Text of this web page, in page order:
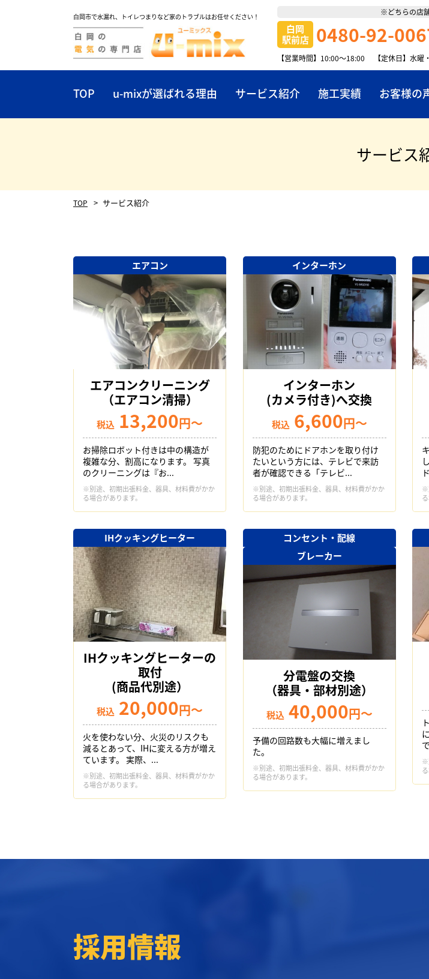
白岡市で水漏れ、トイレつまりなど家のトラブルはお任せください！ ※どちらの店
白岡
駅前店
0480-92-
【営業時間】10:00～18:00 【定休日】水
TOP u-mixが選ばれる理由 サービス紹介 施工実績 お客様の
サービス
TOP サービス紹介
エアコン
エアコンクリーニング
（エアコン清掃）
税込 13,200円～
お掃除ロボット付きは中の構造が
複雑な分、割高になります。 写真
のクリーニングは『お...
※別途、初期出張料金、器具、材料費がかか
る場合があります。
インターホン
インターホン
(カメラ付き)へ交換
税込 6,600円～
防犯のためにドアホンを取り付け
たいという方には、テレビで来訪
者が確認できる「テレビ...
※別途、初期出張料金、器具、材料費がかか
る場合があります。
※
IHクッキングヒーター
IHクッキングヒーターの
取付
(商品代別途）
税込 20,000円～
火を使わない分、火災のリスクも
減るとあって、IHに変える方が増え
ています。 実際、...
※別途、初期出張料金、器具、材料費がかか
る場合があります。
コンセント・配線
ブレーカー
分電盤の交換
（器具・部材別途）
税込 40,000円～
予備の回路数も大幅に増えまし
た。
※別途、初期出張料金、器具、材料費がかか
る場合があります。
※
採用情報